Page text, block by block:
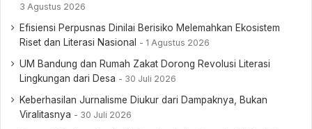
3 Agustus 2026
Efisiensi Perpusnas Dinilai Berisiko Melemahkan Ekosistem
Riset dan Literasi Nasional
1 Agustus 2026
UM Bandung dan Rumah Zakat Dorong Revolusi Literasi
Lingkungan dari Desa
30 Juli 2026
Keberhasilan Jurnalisme Diukur dari Dampaknya, Bukan
Viralitasnya
30 Juli 2026